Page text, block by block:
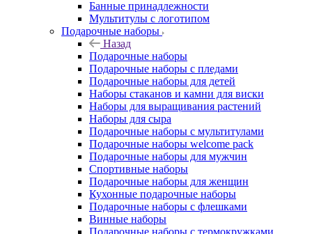
Банные принадлежности
Мультитулы с логотипом
Подарочные наборы
Назад
Подарочные наборы
Подарочные наборы с пледами
Подарочные наборы для детей
Наборы стаканов и камни для виски
Наборы для выращивания растений
Наборы для сыра
Подарочные наборы с мультитулами
Подарочные наборы welcome pack
Подарочные наборы для мужчин
Спортивные наборы
Подарочные наборы для женщин
Кухонные подарочные наборы
Подарочные наборы с флешками
Винные наборы
Подарочные наборы с термокружками